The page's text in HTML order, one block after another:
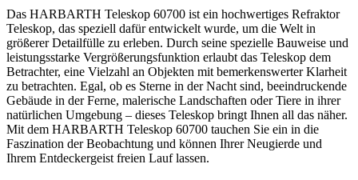
Das HARBARTH Teleskop 60700 ist ein hochwertiges Refraktor
Teleskop, das speziell dafür entwickelt wurde, um die Welt in
größerer Detailfülle zu erleben. Durch seine spezielle Bauweise und
leistungsstarke Vergrößerungsfunktion erlaubt das Teleskop dem
Betrachter, eine Vielzahl an Objekten mit bemerkenswerter Klarheit
zu betrachten. Egal, ob es Sterne in der Nacht sind, beeindruckende
Gebäude in der Ferne, malerische Landschaften oder Tiere in ihrer
natürlichen Umgebung – dieses Teleskop bringt Ihnen all das näher.
Mit dem HARBARTH Teleskop 60700 tauchen Sie ein in die
Faszination der Beobachtung und können Ihrer Neugierde und
Ihrem Entdeckergeist freien Lauf lassen.